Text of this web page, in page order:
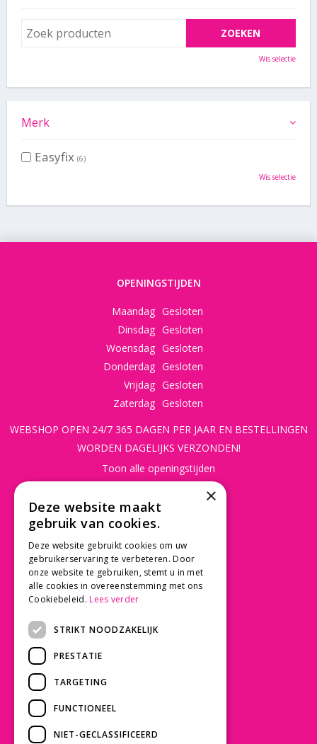
Wis selectie
Merk
Easyfix (6)
Wis selectie
OPENINGSTIJDEN
Maandag Gesloten
Dinsdag Gesloten
Woensdag Gesloten
Donderdag Gesloten
Vrijdag Gesloten
Zaterdag Gesloten
WEBSHOP OPEN 24/7 365 DAGEN PER JAAR EN BESTELLINGEN
WORDEN DAGELIJKS VERZONDEN!
Toon alle openingstijden
Beusichemseweg 56
3997 MK 't Goy
030 - 60 11 365
info@tuincentrumdebruijn.nl
SERVICE
×
Deze website maakt
gebruik van cookies.
Deze website gebruikt cookies om uw
gebruikerservaring te verbeteren. Door
onze website te gebruiken, stemt u in met
alle cookies in overeenstemming met ons
Cookiebeleid. Lees verder
STRIKT NOODZAKELIJK
PRESTATIE
TARGETING
FUNCTIONEEL
NIET-GECLASSIFICEERD